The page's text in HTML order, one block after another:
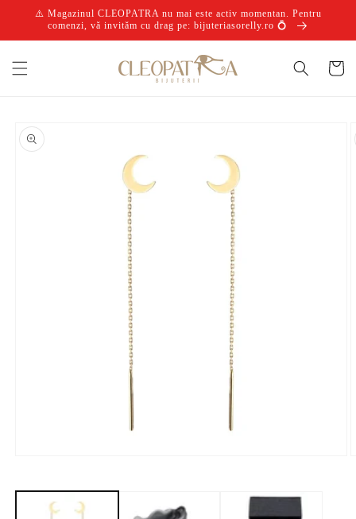
Salt la
conținut
⚠️ Magazinul CLEOPATRA nu mai este activ momentan. Pentru
comenzi, vă invităm cu drag pe: bijuteriasorelly.ro 💍
Coș
informațiile
despre